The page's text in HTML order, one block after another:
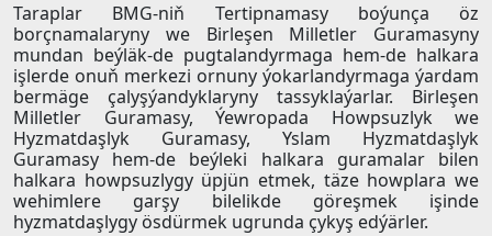
Taraplar BMG-niň Tertipnamasy boýunça öz
borçnamalaryny we Birleşen Milletler Guramasyny
mundan beýläk-de pugtalandyrmaga hem-de halkara
işlerde onuň merkezi ornuny ýokarlandyrmaga ýardam
bermäge çalyşýandyklaryny tassyklaýarlar. Birleşen
Milletler Guramasy, Ýewropada Howpsuzlyk we
Hyzmatdaşlyk Guramasy, Yslam Hyzmatdaşlyk
Guramasy hem-de beýleki halkara guramalar bilen
halkara howpsuzlygy üpjün etmek, täze howplara we
wehimlere garşy bilelikde göreşmek işinde
hyzmatdaşlygy ösdürmek ugrunda çykyş edýärler.